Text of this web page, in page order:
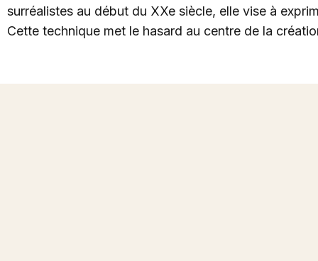
surréalistes au début du XXe siècle, elle vise à
Cette technique met le hasard au centre de la